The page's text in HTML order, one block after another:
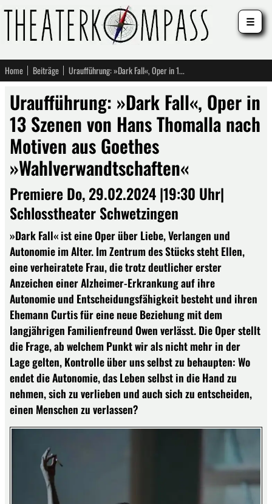
Home Beiträge Uraufführung: »Dark Fall«, Oper in 13 Szenen von Hans Thomalla nach Motiven aus Goethes »Wahlverwandtschaften«
Uraufführung: »Dark Fall«, Oper in
13 Szenen von Hans Thomalla nach
Motiven aus Goethes
»Wahlverwandtschaften«
Premiere Do, 29.02.2024 |19:30 Uhr|
Schlosstheater Schwetzingen
»Dark Fall« ist eine Oper über Liebe, Verlangen und
Autonomie im Alter. Im Zentrum des Stücks steht Ellen,
eine verheiratete Frau, die trotz deutlicher erster
Anzeichen einer Alzheimer-Erkrankung auf ihre
Autonomie und Entscheidungsfähigkeit besteht und ihren
Ehemann Curtis für eine neue Beziehung mit dem
langjährigen Familienfreund Owen verlässt. Die Oper stellt
die Frage, ab welchem Punkt wir als nicht mehr in der
Lage gelten, Kontrolle über uns selbst zu behaupten: Wo
endet die Autonomie, das Leben selbst in die Hand zu
nehmen, sich zu verlieben und auch sich zu entscheiden,
einen Menschen zu verlassen?
☰